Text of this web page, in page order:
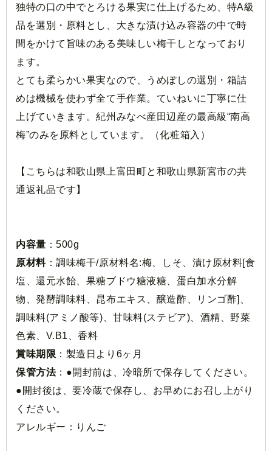
独特の口の中でとろける果実に仕上げるため、特A級
品を選別・原料とし、大きな漬け込み容器の中で時
間をかけて旨味のある美味しい梅干しとなっており
ます。
とても柔らかい果実なので、うめぼしの選別・箱詰
めは機械を使わず全て手作業。ていねいに丁寧に仕
上げていきます。紀州みなべ産田辺産の最高級“南高
梅”のみを原料としています。（化粧箱入）
【こちらは和歌山県上富田町と和歌山県新宮市の共
通返礼品です】
内容量 ：500g
原材料：調味梅干/原材料名:梅、しそ、漬け原材料[食
塩、還元水飴、果糖ブドウ糖液糖、蛋白加水分解
物、発酵調味料、昆布エキス、醸造酢、リンゴ酢]、
調味料(アミノ酸等)、甘味料(ステビア)、酒精、野菜
色素、V.B1、香料
賞味期限 ：製造日より6ヶ月
保管方法：●開封前は、冷暗所で保存してください。
●開封後は、要冷蔵で保存し、お早めにお召し上がり
ください。
アレルギー： りんご